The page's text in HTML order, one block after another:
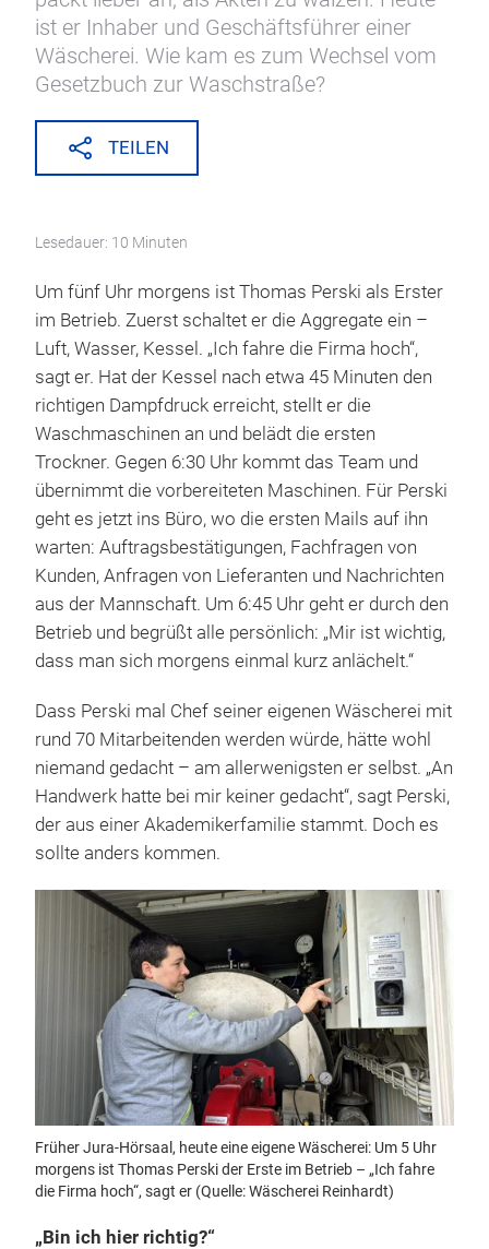
ist er Inhaber und Geschäftsführer einer
Wäscherei. Wie kam es zum Wechsel vom
Gesetzbuch zur Waschstraße?
TEILEN
Lesedauer: 10 Minuten
Um fünf Uhr morgens ist Thomas Perski als Erster
im Betrieb. Zuerst schaltet er die Aggregate ein –
Luft, Wasser, Kessel. „Ich fahre die Firma hoch“,
sagt er. Hat der Kessel nach etwa 45 Minuten den
richtigen Dampfdruck erreicht, stellt er die
Waschmaschinen an und belädt die ersten
Trockner. Gegen 6:30 Uhr kommt das Team und
übernimmt die vorbereiteten Maschinen. Für Perski
geht es jetzt ins Büro, wo die ersten Mails auf ihn
warten: Auftragsbestätigungen, Fachfragen von
Kunden, Anfragen von Lieferanten und Nachrichten
aus der Mannschaft. Um 6:45 Uhr geht er durch den
Betrieb und begrüßt alle persönlich: „Mir ist wichtig,
dass man sich morgens einmal kurz anlächelt.“
Dass Perski mal Chef seiner eigenen Wäscherei mit
rund 70 Mitarbeitenden werden würde, hätte wohl
niemand gedacht – am allerwenigsten er selbst. „An
Handwerk hatte bei mir keiner gedacht“, sagt Perski,
der aus einer Akademikerfamilie stammt. Doch es
sollte anders kommen.
Früher Jura-Hörsaal, heute eine eigene Wäscherei: Um 5 Uhr
morgens ist Thomas Perski der Erste im Betrieb – „Ich fahre
die Firma hoch“, sagt er (Quelle: Wäscherei Reinhardt)
„Bin ich hier richtig?“